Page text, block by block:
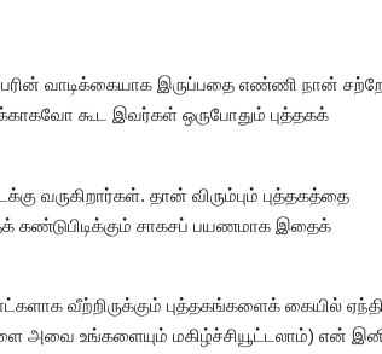
வாடிக்கையாக இருப்பதை எண்ணி நான்
கூட இவர்கள் ஒருபோதும் புத்தகக்
வருகிறார்கள். தான் விரும்பும் புத்தகத்தை
சாகசப் பயணமாக இதைக்
வீற்றிருக்கும் புத்தகங்களைக் கையில் ஏந்தி
அவை உங்களையும் மகிழ்ச்சியூட்டலாம்) என்